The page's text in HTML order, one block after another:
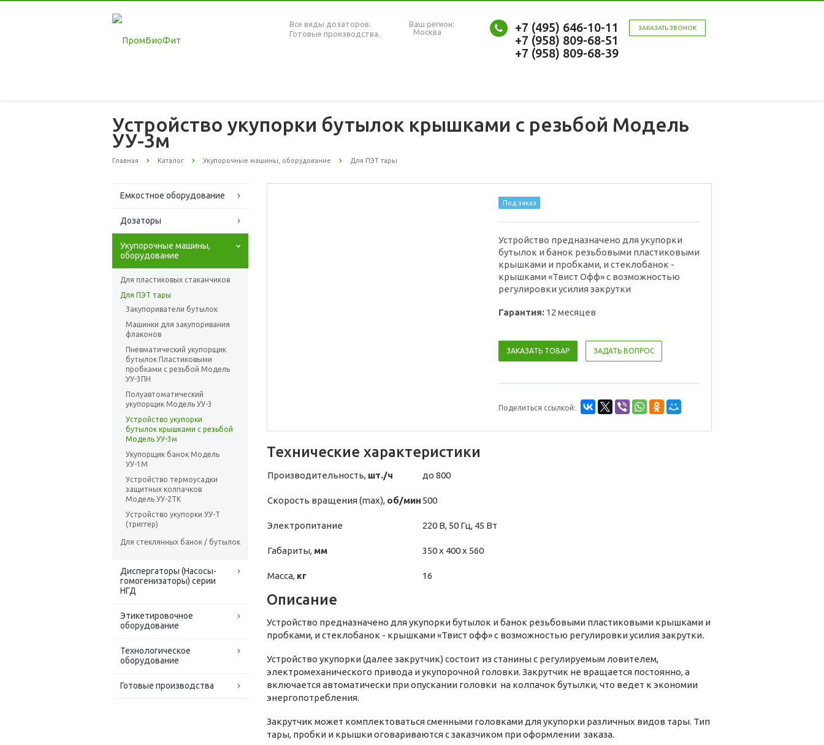
Все виды дозаторов.
Готовые производства.
Ваш регион:
Москва
ЗАКАЗАТЬ ЗВОНОК
+7 (495) 646-10-11
+7 (958) 809-68-51
+7 (958) 809-68-39
Устройство укупорки бутылок крышками с резьбой Модель
УУ-3м
Главная Каталог Укупорочные машины, оборудование Для ПЭТ тары
Емкостное оборудование
Дозаторы
Укупорочные машины,
оборудование
Для пластиковых стаканчиков
Для ПЭТ тары
Закупориватели бутылок
Машинки для закупоривания
флаконов
Пневматический укупорщик
бутылок Пластиковыми
пробками с резьбой Модель
УУ-3ПН
Полуавтоматический
укупорщик Модель УУ-3
Устройство укупорки
бутылок крышками с резьбой
Модель УУ-3м
Укупорщик банок Модель
УУ-1М
Устройство термоусадки
защитных колпачков
Модель УУ-2ТК
Устройство укупорки УУ-Т
(триггер)
Для стеклянных банок / бутылок
Диспергаторы (Насосы-
гомогенизаторы) серии
НГД
Этикетировочное
оборудование
Технологическое
оборудование
Готовые производства
Под заказ
Устройство предназначено для укупорки
бутылок и банок резьбовыми пластиковыми
крышками и пробками, и стеклобанок -
крышками «Твист Офф» с возможностью
регулировки усилия закрутки
Гарантия: 12 месяцев
ЗАКАЗАТЬ ТОВАР ЗАДАТЬ ВОПРОС
Поделиться ссылкой:
Технические характеристики
Производительность, шт./ч до 800
Скорость вращения (max), об/мин 500
Электропитание 220 В, 50 Гц, 45 Вт
Габариты, мм 350 х 400 х 560
Масса, кг 16
Описание
Устройство предназначено для укупорки бутылок и банок резьбовыми пластиковыми крышками и
пробками, и стеклобанок - крышками «Твист офф» с возможностью регулировки усилия закрутки.
Устройство укупорки (далее закрутчик) состоит из станины с регулируемым ловителем,
электромеханического привода и укупорочной головки. Закрутчик не вращается постоянно, а
включается автоматически при опускании головки на колпачок бутылки, что ведет к экономии
энергопотребления.
Закрутчик может комплектоваться сменными головками для укупорки различных видов тары. Тип
тары, пробки и крышки оговариваются с заказчиком при оформлении заказа.